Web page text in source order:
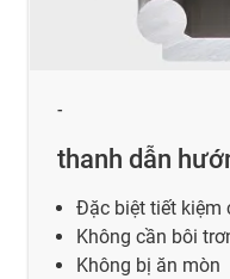
-
thanh dẫn
Đặc biệt tiết kiệm
Không cần bôi
Không bị ăn mòn